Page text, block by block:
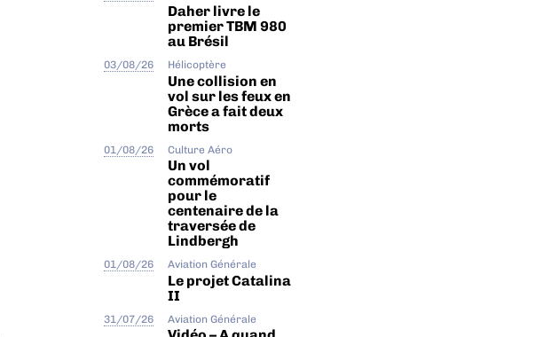
Daher livre le
premier TBM 980
au Brésil
03/08/26 Hélicoptère
Une collision en
vol sur les feux en
Grèce a fait deux
morts
01/08/26 Culture Aéro
Un vol
commémoratif
pour le
centenaire de la
traversée de
Lindbergh
01/08/26 Aviation Générale
Le projet Catalina
II
31/07/26 Aviation Générale